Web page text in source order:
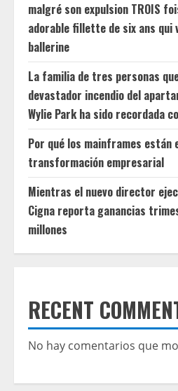
malgré son expulsion TROIS
adorable fillette de six ans qui
ballerine
La familia de tres personas
devastador incendio del
Wylie Park ha sido recordada
Por qué los mainframes están
transformación empresarial
Mientras el nuevo director
Cigna reporta ganancias
millones
RECENT
No hay comentarios que